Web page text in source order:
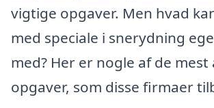
vigtige opgaver. Men hvad
med speciale i snerydning
med? Her er nogle af de
opgaver, som disse firmaer